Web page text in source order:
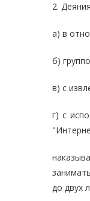
2.
а) в
б)
в) с
г) с
до двух